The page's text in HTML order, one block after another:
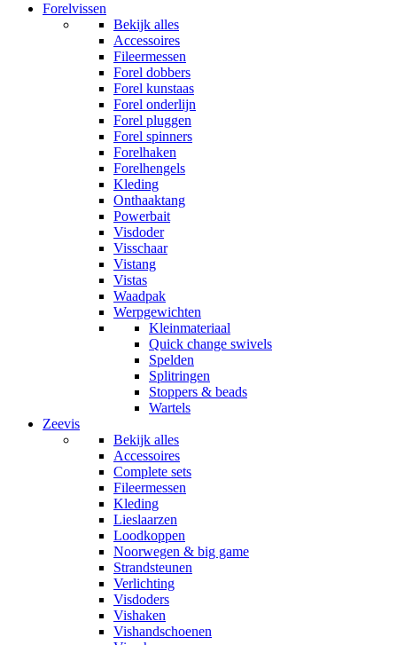
Forelvissen
Bekijk alles
Accessoires
Fileermessen
Forel dobbers
Forel kunstaas
Forel onderlijn
Forel pluggen
Forel spinners
Forelhaken
Forelhengels
Kleding
Onthaaktang
Powerbait
Visdoder
Visschaar
Vistang
Vistas
Waadpak
Werpgewichten
Kleinmateriaal
Quick change swivels
Spelden
Splitringen
Stoppers & beads
Wartels
Zeevis
Bekijk alles
Accessoires
Complete sets
Fileermessen
Kleding
Lieslaarzen
Loodkoppen
Noorwegen & big game
Strandsteunen
Verlichting
Visdoders
Vishaken
Vishandschoenen